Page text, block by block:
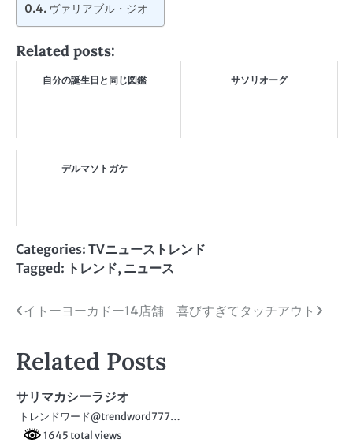
ヴァリアブル・ジオ
Related posts:
自分の誕生日と同じ図鑑 サソリオーグ
デルマソトガケ
Categories: TVニューストレンド
Tagged: トレンド, ニュース
投
ナ
ビ
ゲ
イトーヨーカドー14店舗 喜びすぎてタッチアウト
Related Posts
サリマカシーラジオ
トレンドワード@trendword777…
1645 total views